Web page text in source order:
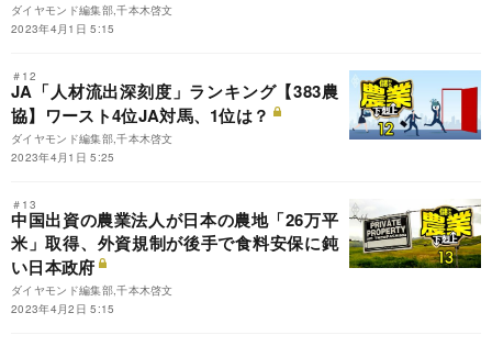
ダイヤモンド編集部,千本木啓文
2023年4月1日 5:15
＃12
JA「人材流出深刻度」ランキング【383農
協】ワースト4位JA対馬、1位は？
ダイヤモンド編集部,千本木啓文
2023年4月1日 5:25
＃13
中国出資の農業法人が日本の農地「26万平
米」取得、外資規制が後手で食料安保に鈍
い日本政府
ダイヤモンド編集部,千本木啓文
2023年4月2日 5:15